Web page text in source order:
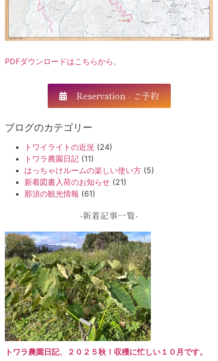
PDFダウンロードはこちらから。
Reservation - ご予約
ブログのカテゴリー
トワイライトの近況 (24)
トワラ農園日記 (11)
はっちゃけルームの楽しい使い方 (5)
新着図書入荷のお知らせ (21)
那須の観光情報 (61)
-新着記事一覧-
トワラ農園日記、２０２５秋！収穫に忙しい１０月です。